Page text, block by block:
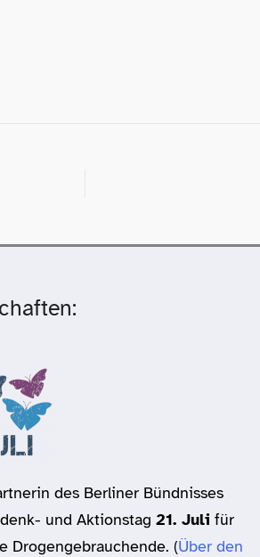
des Berliner Bündnisses
und Aktionstag21. Juli für
Drogengebrauchende. (Über den